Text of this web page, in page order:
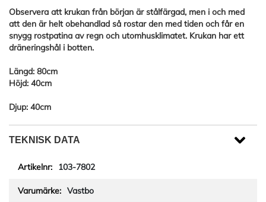
Observera att krukan från början är stålfärgad, men i och med
att den är helt obehandlad så rostar den med tiden och får en
snygg rostpatina av regn och utomhusklimatet. Krukan har ett
dräneringshål i botten.
Längd: 80cm
Höjd: 40cm
Djup: 40cm
TEKNISK DATA
103-7802
Vastbo